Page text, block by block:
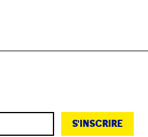
S'INSCRIRE